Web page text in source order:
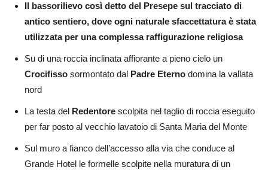
Il bassorilievo così detto del Presepe sul tracciato di
antico sentiero, dove ogni naturale sfaccettatura è stata
utilizzata per una complessa raffigurazione religiosa
Su di una roccia inclinata affiorante a pieno cielo un
Crocifisso sormontato dal Padre Eterno domina la vallata
nord
La testa del Redentore scolpita nel taglio di roccia eseguito
per far posto al vecchio lavatoio di Santa Maria del Monte
Sul muro a fianco dell’accesso alla via che conduce al
Grande Hotel le formelle scolpite nella muratura di un